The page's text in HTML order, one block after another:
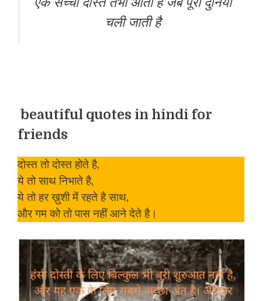
चली जाती है
beautiful quotes in hindi for
friends
दोस्त तो दोस्त होते है,
ये तो साथ निभाते है,
ये तो हर ख़ुशी में रहते है साथ,
और गम को तो पास नहीं आने देते है।